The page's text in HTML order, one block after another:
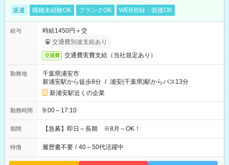
派遣 職種未経験OK ブランクOK WEB登録・面接OK
給与
時給1450円＋交
交通費別途支給あり
交通費 交通費実費支給（当社規定あり）
勤務地
千葉県浦安市
新浦安駅から徒歩8分 / 浦安(千葉県)駅からバス13分
新浦安駅近くの企業
勤務時間 9:00～17:10
期間 【急募】即日～長期 ※8月～OK！
特徴 履歴書不要 / 40～50代活躍中